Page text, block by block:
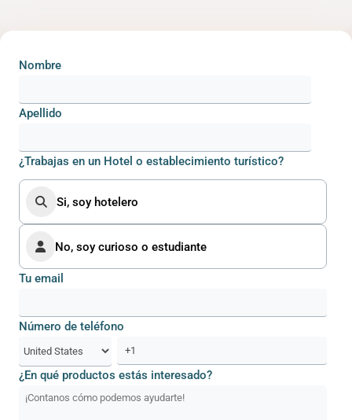
Nombre
Apellido
¿Trabajas en un Hotel o establecimiento turístico?
Si, soy hotelero
No, soy curioso o estudiante
Tu email
Número de teléfono
¿En qué productos estás interesado?